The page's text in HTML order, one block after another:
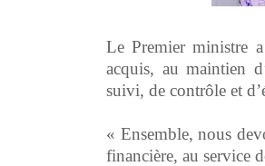
‎Le Premier ministre
acquis, au maintien
suivi, de contrôle et
‎« Ensemble, nous
financière, au service